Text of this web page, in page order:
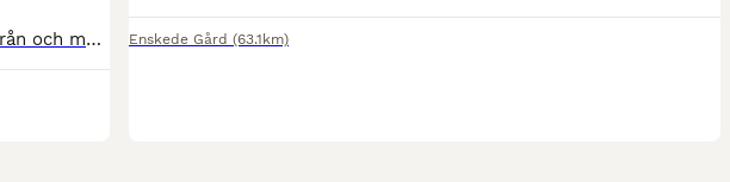
Hej! Jag heter Sonja, och jag söker sommarjobb i stall från och med 17 juni 2025. Jag är främst intresserad av heltidsarbete under sommaren, men deltidsarbete är också väldigt intressant. Jag har re Enskede Gård (63.1km)